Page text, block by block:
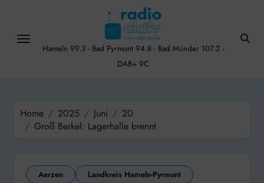
content
Hameln 99.3 - Bad Pyrmont 94.8 - Bad Münder 107.2 -
DAB+ 9C
Home 2025 Juni
20
Groß Berkel: Lagerhalle brennt
Aerzen Landkreis Hameln-Pyrmont